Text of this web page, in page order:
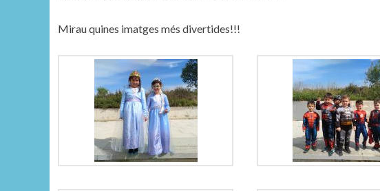
Mirau quines imatges més divertides!!!